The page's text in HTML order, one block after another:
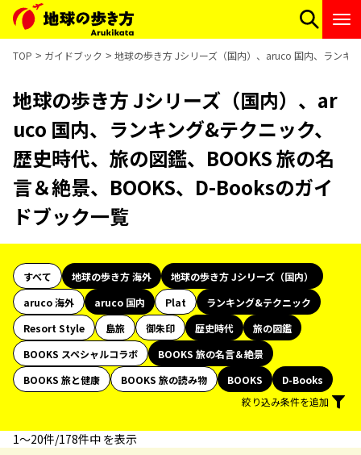
TOP ガイドブック 地球の歩き方 Jシリーズ（国内）、aruco 国内、ランキ
地球の歩き方 Jシリーズ（国内）、ar
uco 国内、ランキング&テクニック、
歴史時代、旅の図鑑、BOOKS 旅の名
言＆絶景、BOOKS、D-Booksのガイ
ドブック一覧
すべて 地球の歩き方 海外
地球の歩き方 Jシリーズ（国内）
aruco 海外
aruco 国内 Plat
ランキング&テクニック
Resort Style
島旅 御朱印 歴史時代
旅の図鑑
BOOKS スペシャルコラボ
BOOKS 旅の名言＆絶景
BOOKS 旅と健康
BOOKS 旅の読み物 BOOKS
D-Books
絞り込み条件を追加
1〜20件/178件中 を表示